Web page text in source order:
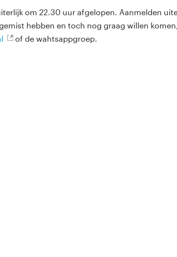
om 22.30 uur afgelopen. Aanmelden
hebben en toch nog graag willen
of de wahtsappgroep.